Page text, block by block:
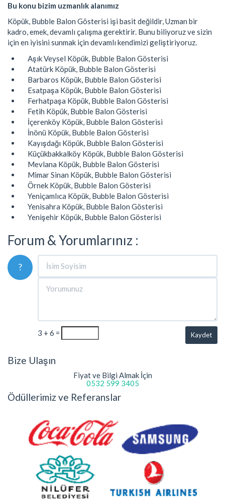
Bu konu bizim uzmanlık alanımız
Köpük, Bubble Balon Gösterisi işi basit değildir, Uzman bir
kadro, emek, devamlı çalışma gerektirir. Bunu biliyoruz ve sizin
için en iyisini sunmak için devamlı kendimizi geliştiriyoruz.
Aşık Veysel Köpük, Bubble Balon Gösterisi
Atatürk Köpük, Bubble Balon Gösterisi
Barbaros Köpük, Bubble Balon Gösterisi
Esatpaşa Köpük, Bubble Balon Gösterisi
Ferhatpaşa Köpük, Bubble Balon Gösterisi
Fetih Köpük, Bubble Balon Gösterisi
İçerenköy Köpük, Bubble Balon Gösterisi
İnönü Köpük, Bubble Balon Gösterisi
Kayışdağı Köpük, Bubble Balon Gösterisi
Küçükbakkalköy Köpük, Bubble Balon Gösterisi
Mevlana Köpük, Bubble Balon Gösterisi
Mimar Sinan Köpük, Bubble Balon Gösterisi
Örnek Köpük, Bubble Balon Gösterisi
Yeniçamlıca Köpük, Bubble Balon Gösterisi
Yenisahra Köpük, Bubble Balon Gösterisi
Yenişehir Köpük, Bubble Balon Gösterisi
Forum & Yorumlarınız :
?
3 + 6 = Kaydet
Bize Ulaşın
Fiyat ve Bilgi Almak İçin
0532 599 3405
Ödüllerimiz ve Referanslar